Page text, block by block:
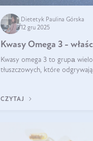
Dietetyk Paulina Górska
12 gru 2025
Kwasy Omega 3 -
Kwasy omega 3 to grupа
tłuszczowych, które
CZYTAJ